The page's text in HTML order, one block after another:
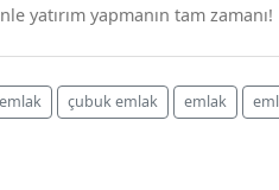
yatırım yapmanın tam zamanı!
çubuk emlak emlak